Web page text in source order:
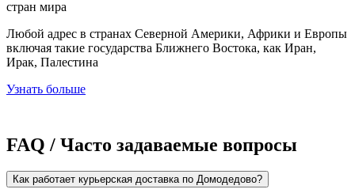
стран мира
Любой адрес в странах Северной Америки, Африки и Европы
включая такие государства Ближнего Востока, как Иран,
Ирак, Палестина
Узнать больше
FAQ / Часто задаваемые вопросы
Как работает курьерская доставка по Домодедово?